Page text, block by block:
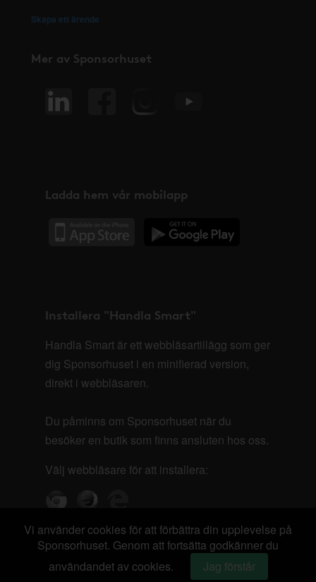
Skapa ett ärende
Mer av Sponsorhuset
Ladda hem vår mobilapp
Installera "Handla Smart"
Handla Smart är ett webbläsartillägg som ger
dig Sponsorhuset i en minifierad version,
direkt i webbläsaren.
Du påminns om Sponsorhuset när du
besöker en butik som finns ansluten hos oss.
Välj webbläsare för att installera:
Vi använder cookies för att förbättra din upplevelse på
Sponsorhuset. Genom att fortsätta godkänner du
användandet av cookies.
Jag förstår